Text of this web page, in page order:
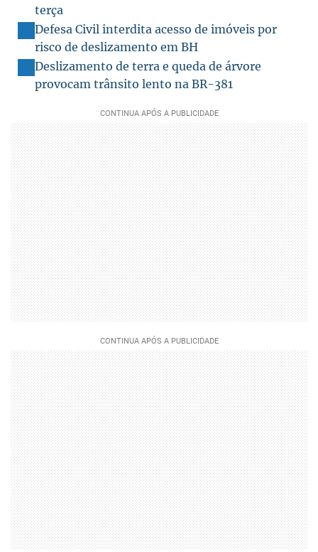
terça
Defesa Civil interdita acesso de imóveis por
risco de deslizamento em BH
Deslizamento de terra e queda de árvore
provocam trânsito lento na BR-381